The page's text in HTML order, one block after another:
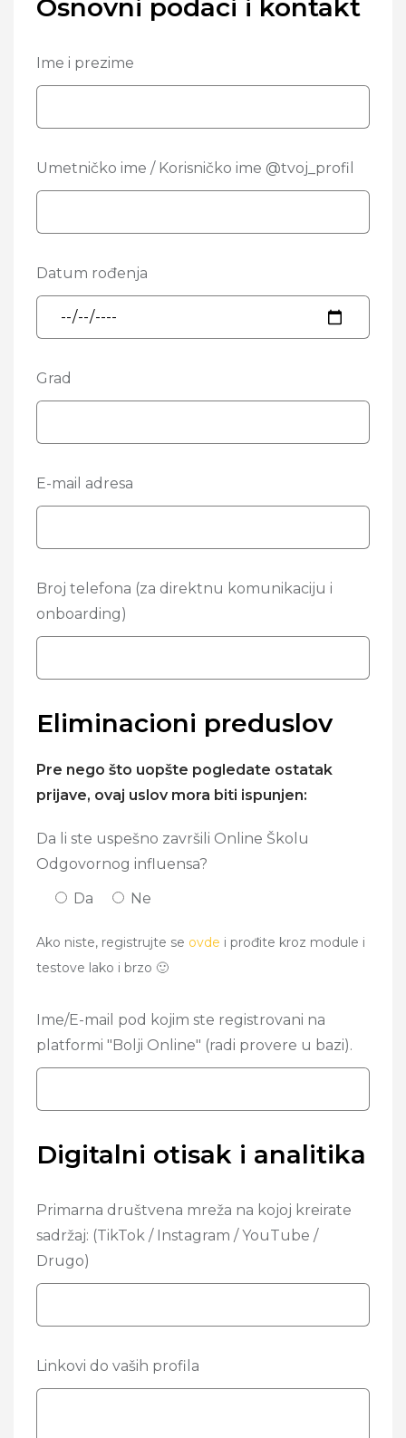
Osnovni podaci i kontakt
Ime i prezime
Umetničko ime / Korisničko ime @tvoj_profil
Datum rođenja
Grad
E-mail adresa
Broj telefona (za direktnu komunikaciju i
onboarding)
Eliminacioni preduslov
Pre nego što uopšte pogledate ostatak
prijave, ovaj uslov mora biti ispunjen:
Da li ste uspešno završili Online Školu
Odgovornog influensa?
Da
Ne
Ako niste, registrujte se ovde i prođite kroz module i
testove lako i brzo 🙂
Ime/E-mail pod kojim ste registrovani na
platformi "Bolji Online" (radi provere u bazi).
Digitalni otisak i analitika
Primarna društvena mreža na kojoj kreirate
sadržaj: (TikTok / Instagram / YouTube /
Drugo)
Linkovi do vaših profila